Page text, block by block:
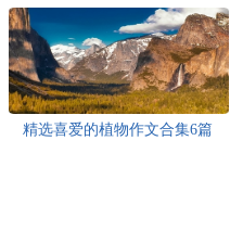
精选喜爱的植物作文合集6篇